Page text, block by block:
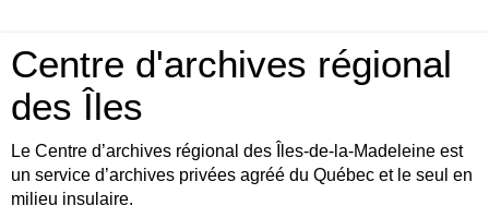
Centre d'archives régional
des Îles
Le Centre d’archives régional des Îles-de-la-Madeleine est
un service d’archives privées agréé du Québec et le seul en
milieu insulaire.